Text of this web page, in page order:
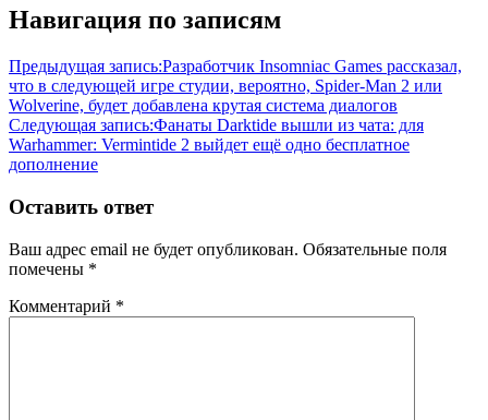
Навигация по записям
Предыдущая запись:Разработчик Insomniac Games рассказал,
что в следующей игре студии, вероятно, Spider-Man 2 или
Wolverine, будет добавлена крутая система диалогов
Следующая запись:Фанаты Darktide вышли из чата: для
Warhammer: Vermintide 2 выйдет ещё одно бесплатное
дополнение
Оставить ответ
Ваш адрес email не будет опубликован. Обязательные поля
помечены *
Комментарий *